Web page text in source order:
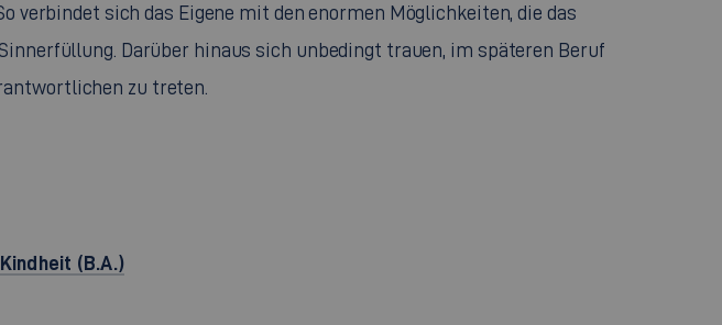
verbindet sich das Eigene mit den enormen Möglichkeiten, die das
Darüber hinaus sich unbedingt trauen, im späteren Beruf
zu treten.
(B.A.)